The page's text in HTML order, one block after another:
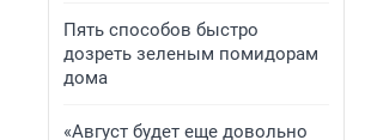
Пять способов быстро
дозреть зеленым помидорам
дома
«Август будет еще довольно